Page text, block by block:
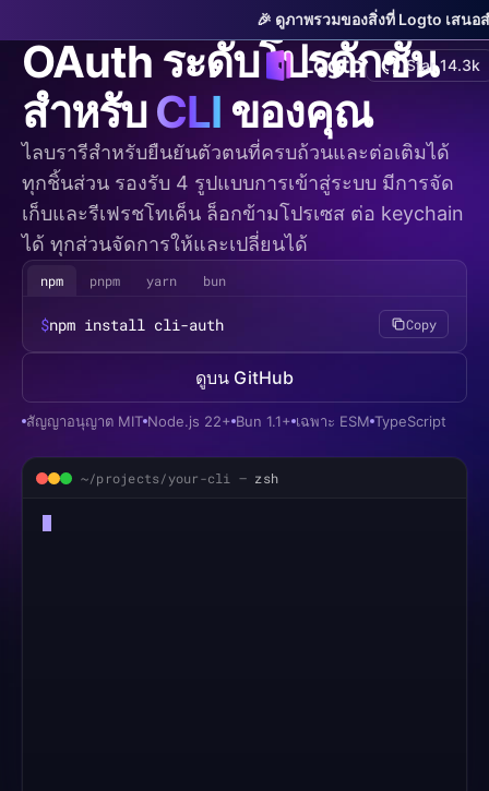
🎉 ดูภาพรวมของสิ่งที่ Logto เสน
Star 14.3k
OAuth ระดับโปรดักชัน
สำหรับCLI ของคุณ
ไลบรารีสำหรับยืนยันตัวตนที่ครบถ้วนและต่อเติมได้
ทุกชิ้นส่วน รองรับ 4 รูปแบบการเข้าสู่ระบบ มีการจัด
เก็บและรีเฟรชโทเค็น ล็อกข้ามโปรเซส ต่อ keychain
ได้ ทุกส่วนจัดการให้และเปลี่ยนได้
npm pnpm yarn bun
$npm install cli-auth Copy
ดูบน GitHub
สัญญาอนุญาต MIT Node.js 22+ Bun 1.1+ เฉพาะ ESM TypeScript
~/projects/your-cli — zsh